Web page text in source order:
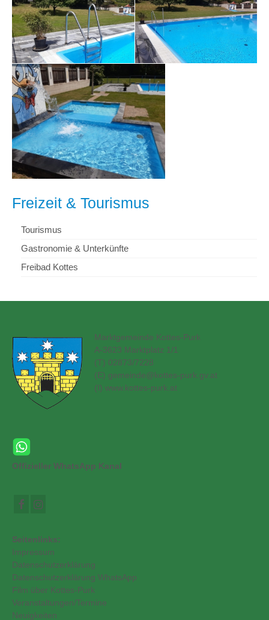
Freizeit & Tourismus
Tourismus
Gastronomie & Unterkünfte
Freibad Kottes
Marktgemeinde Kottes-Purk
A-3623 Marktplatz 1/1
(T) 02873/7228
(E) gemeinde@kottes-purk.gv.at
(I) www.kottes-purk.at
Offizieller WhatsApp Kanal
Seitenlinks:
Impressum
Datenschutzerklärung
Datenschutzerklärung WhatsApp
Film über Kottes-Purk
Veranstaltungen/Termine
Neuigkeiten